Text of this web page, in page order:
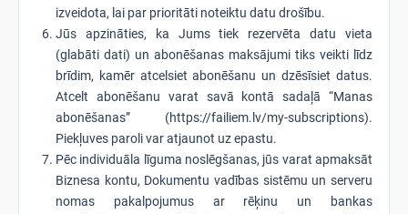
izveidota, lai par prioritāti noteiktu datu drošību.
Jūs apzināties, ka Jums tiek rezervēta datu vieta
(glabāti dati) un abonēšanas maksājumi tiks veikti līdz
brīdim, kamēr atcelsiet abonēšanu un dzēsīsiet datus.
Atcelt abonēšanu varat savā kontā sadaļā “Manas
abonēšanas” (https://failiem.lv/my-subscriptions).
Piekļuves paroli var atjaunot uz epastu.
Pēc individuāla līguma noslēgšanas, jūs varat apmaksāt
Biznesa kontu, Dokumentu vadības sistēmu un serveru
nomas pakalpojumus ar rēķinu un bankas